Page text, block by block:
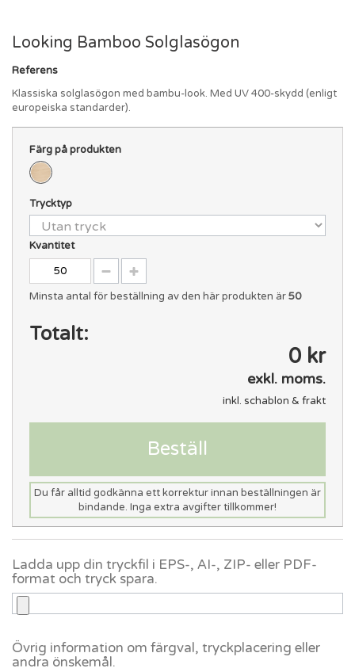
Looking Bamboo Solglasögon
Referens
Klassiska solglasögon med bambu-look. Med UV 400-skydd (enligt
europeiska standarder).
Färg på produkten
Trycktyp
Kvantitet
Minsta antal för beställning av den här produkten är50
Totalt:
0 kr
exkl. moms.
inkl. schablon & frakt
Beställ
Du får alltid godkänna ett korrektur innan beställningen är
bindande. Inga extra avgifter tillkommer!
Ladda upp din tryckfil i EPS-, AI-, ZIP- eller PDF-
format och tryck spara.
Övrig information om färgval, tryckplacering eller
andra önskemål.